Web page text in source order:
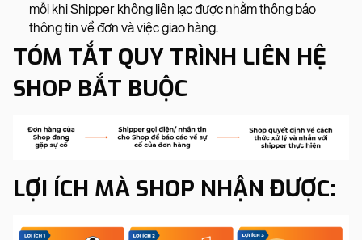
mỗi khi Shipper không liên lạc được nhằm thông báo
thông tin về đơn và việc giao hàng.
TÓM TẮT QUY TRÌNH LIÊN HỆ
SHOP BẮT BUỘC
LỢI ÍCH MÀ SHOP NHẬN ĐƯỢC: